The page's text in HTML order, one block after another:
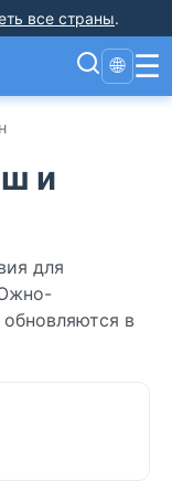
все страны.
🌐 ☰
и
для
в